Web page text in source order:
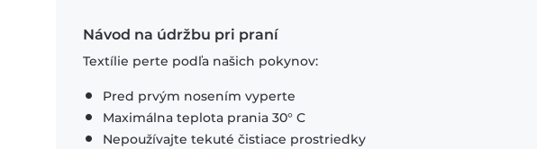
Návod na údržbu pri praní
Textílie perte podľa našich pokynov:
Pred prvým nosením vyperte
Maximálna teplota prania 30° C
Nepoužívajte tekuté čistiace prostriedky